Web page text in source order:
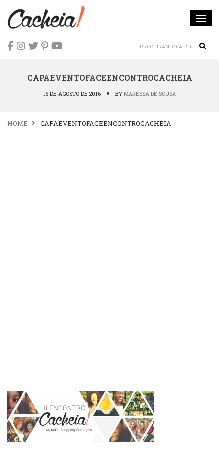
CAPAEVENTOFACEENCONTROCACHEIA
16 DE AGOSTO DE 2016 BY MARESSA DE SOUSA
HOME CAPAEVENTOFACEENCONTROCACHEIA